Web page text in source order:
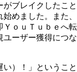
がブレイクしたこと
めました。また、
ＹｏｕＴｕｂｅへ転
ユーザー獲得につな
）！」ということ